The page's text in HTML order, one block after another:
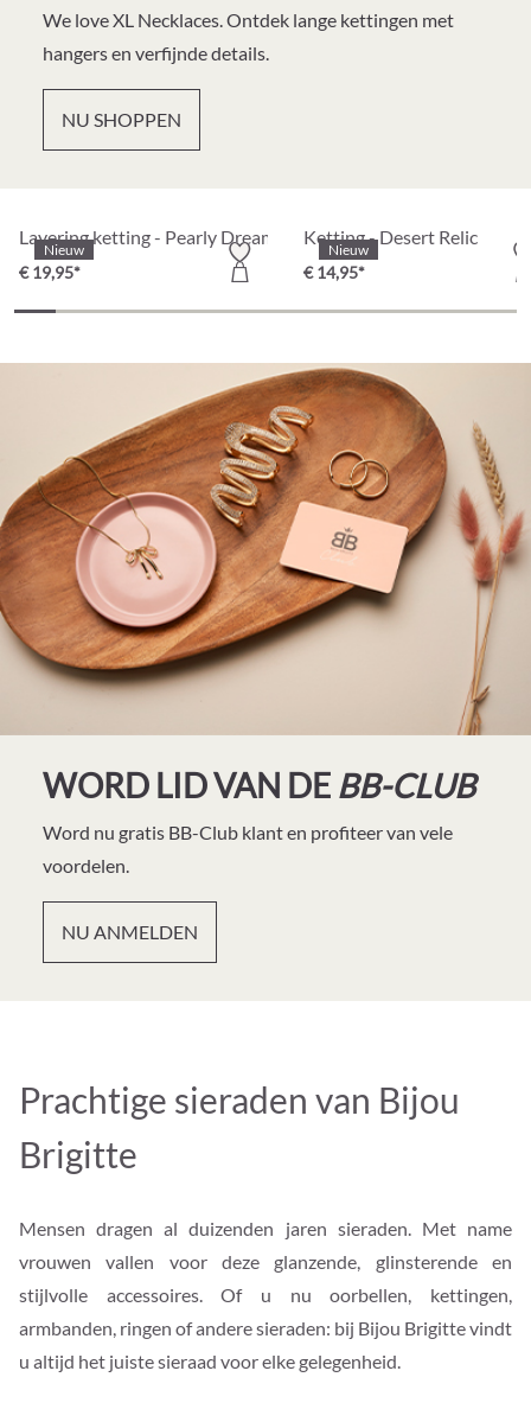
We love XL Necklaces. Ontdek lange kettingen met
hangers en verfijnde details.
NU SHOPPEN
Nieuw
Layering ketting - Pearly Dreams
€ 19,95*
Nieuw
Ketting - Desert Relic
€ 14,95*
WORD LID VAN DE BB-CLUB
Word nu gratis BB-Club klant en profiteer van vele
voordelen.
NU ANMELDEN
Prachtige sieraden van Bijou
Brigitte
Mensen dragen al duizenden jaren sieraden. Met name
vrouwen vallen voor deze glanzende, glinsterende en
stijlvolle accessoires. Of u nu oorbellen, kettingen,
armbanden, ringen of andere sieraden: bij Bijou Brigitte vindt
u altijd het juiste sieraad voor elke gelegenheid.